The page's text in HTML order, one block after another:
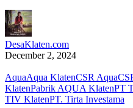
DesaKlaten.com
December 2, 2024
AquaAqua KlatenCSR Aqua
KlatenPabrik AQUA KlatenPT
TIV KlatenPT. Tirta Investama